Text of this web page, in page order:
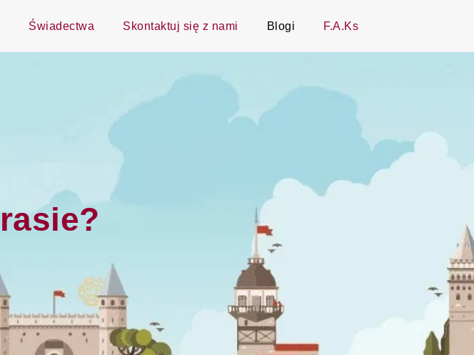
Świadectwa Skontaktuj się z nami Blogi F.A.Ks